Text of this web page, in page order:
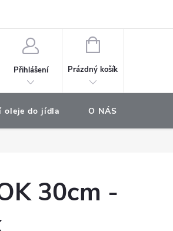
Přihlášení
NÁKUPNÍ
Prázdný košík
oleje do jídla O NÁS
30cm -